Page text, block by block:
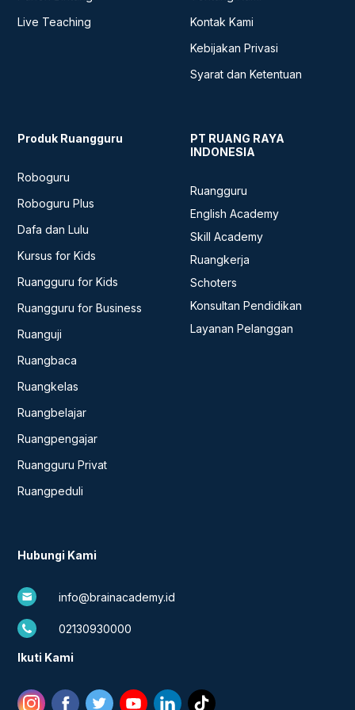
Live Teaching
Kontak Kami
Kebijakan Privasi
Syarat dan Ketentuan
Produk Ruangguru
Roboguru
Roboguru Plus
Dafa dan Lulu
Kursus for Kids
Ruangguru for Kids
Ruangguru for Business
Ruanguji
Ruangbaca
Ruangkelas
Ruangbelajar
Ruangpengajar
Ruangguru Privat
Ruangpeduli
PT RUANG RAYA
INDONESIA
Ruangguru
English Academy
Skill Academy
Ruangkerja
Schoters
Konsultan Pendidikan
Layanan Pelanggan
Hubungi Kami
info@brainacademy.id
02130930000
Ikuti Kami